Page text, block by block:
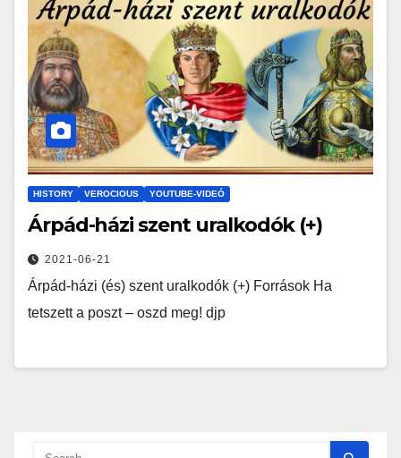
HISTORY VEROCIOUS YOUTUBE-VIDEÓ
Árpád-házi szent uralkodók (+)
2021-06-21
Árpád-házi (és) szent uralkodók (+) Források Ha
tetszett a poszt – oszd meg! djp